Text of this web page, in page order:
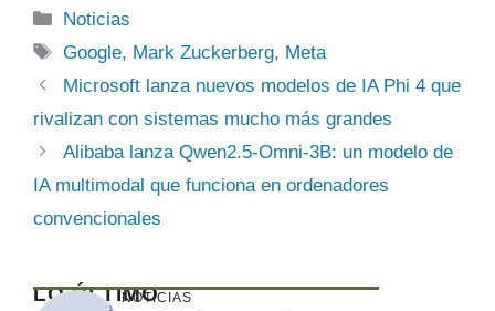
Categorías
Noticias
Etiquetas
Google, Mark Zuckerberg, Meta
Microsoft lanza nuevos modelos de IA Phi 4 que
rivalizan con sistemas mucho más grandes
Alibaba lanza Qwen2.5-Omni-3B: un modelo de
IA multimodal que funciona en ordenadores
convencionales
LO ÚLTIMONOTICIAS